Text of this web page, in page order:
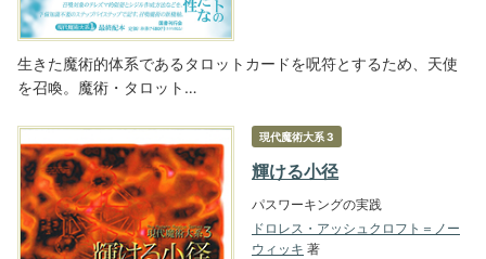
生きた魔術的体系であるタロットカードを呪符とするため、天使
を召喚。魔術・タロット…
現代魔術大系 3
輝ける小径
パスワーキングの実践
ドロレス・アッシュクロフト＝ノー
ウィッキ 著